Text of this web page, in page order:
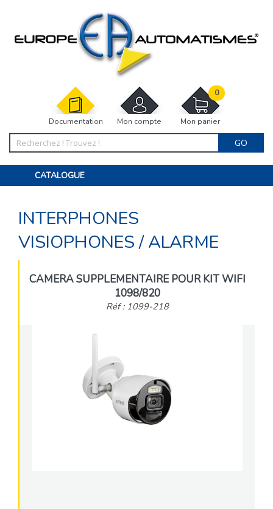
Documentation Mon compte Mon panier
0
GO
CATALOGUE
MOTORISATIONS
ACCESSOIRES ET ELECTRONIQUES
INTERPHONES VISIOPHONES
INTERPHONES
VISIOPHONES/ALARME
CAMERA SUPPLEMENTAIRE POUR KIT WIFI
1098/820
Réf : 1099-218